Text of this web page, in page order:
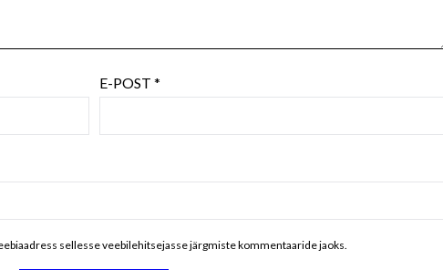
E-POST *
sellesse veebilehitsejasse järgmiste kommentaaride jaoks.